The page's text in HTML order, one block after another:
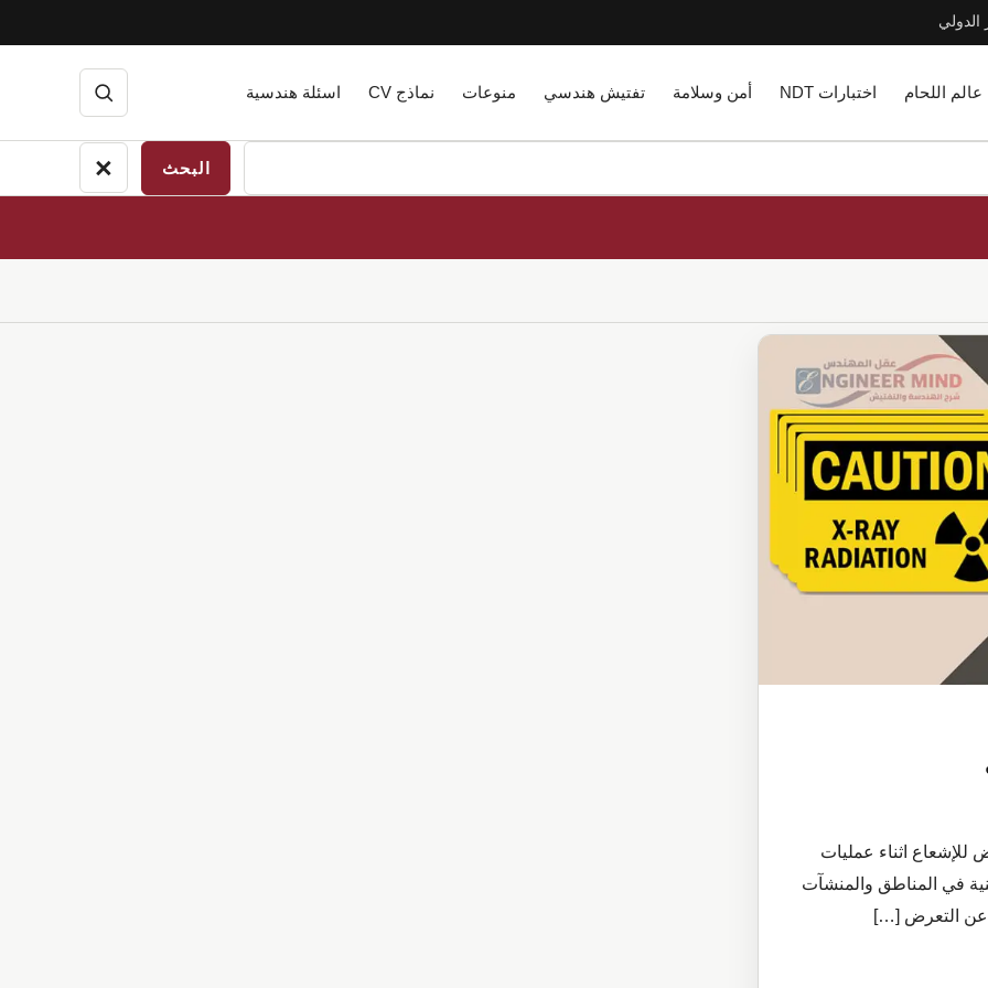
الدولي
عالم اللحام اختبارات NDT أمن وسلامة تفتيش هندسي منوعات نماذج CV اسئلة هندسية
فتح
البحث
إغلاق
×
اثناء عمليات
في المناطق والمنشآت
عن التعرض […]